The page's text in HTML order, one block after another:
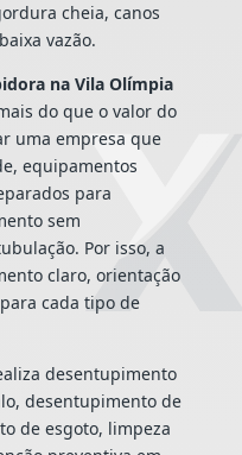
cheia, canos
vazão.
na Vila Olímpia
do que o valor do
uma empresa que
equipamentos
para
sem
Por isso, a
claro, orientação
cada tipo de
desentupimento
desentupimento de
de esgoto, limpeza